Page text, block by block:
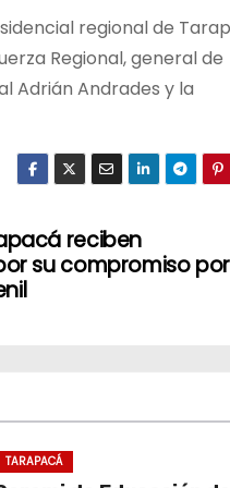
regional de
Regional, general de
Adrián Andrades y la
reciben
su compromiso por
TARAPACÁ